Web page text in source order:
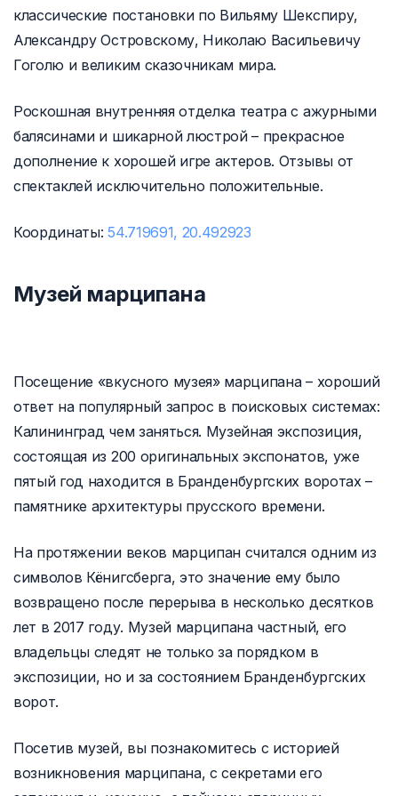
классические постановки по Вильяму Шекспиру,
Александру Островскому, Николаю Васильевичу
Гоголю и великим сказочникам мира.
Роскошная внутренняя отделка театра с ажурными
балясинами и шикарной люстрой – прекрасное
дополнение к хорошей игре актеров. Отзывы от
спектаклей исключительно положительные.
Координаты:54.719691, 20.492923
Музей марципана
Посещение «вкусного музея» марципана – хороший
ответ на популярный запрос в поисковых системах:
Калининград чем заняться. Музейная экспозиция,
состоящая из 200 оригинальных экспонатов, уже
пятый год находится в Бранденбургских воротах –
памятнике архитектуры прусского времени.
На протяжении веков марципан считался одним из
символов Кёнигсберга, это значение ему было
возвращено после перерыва в несколько десятков
лет в 2017 году. Музей марципана частный, его
владельцы следят не только за порядком в
экспозиции, но и за состоянием Бранденбургских
ворот.
Посетив музей, вы познакомитесь с историей
возникновения марципана, с секретами его